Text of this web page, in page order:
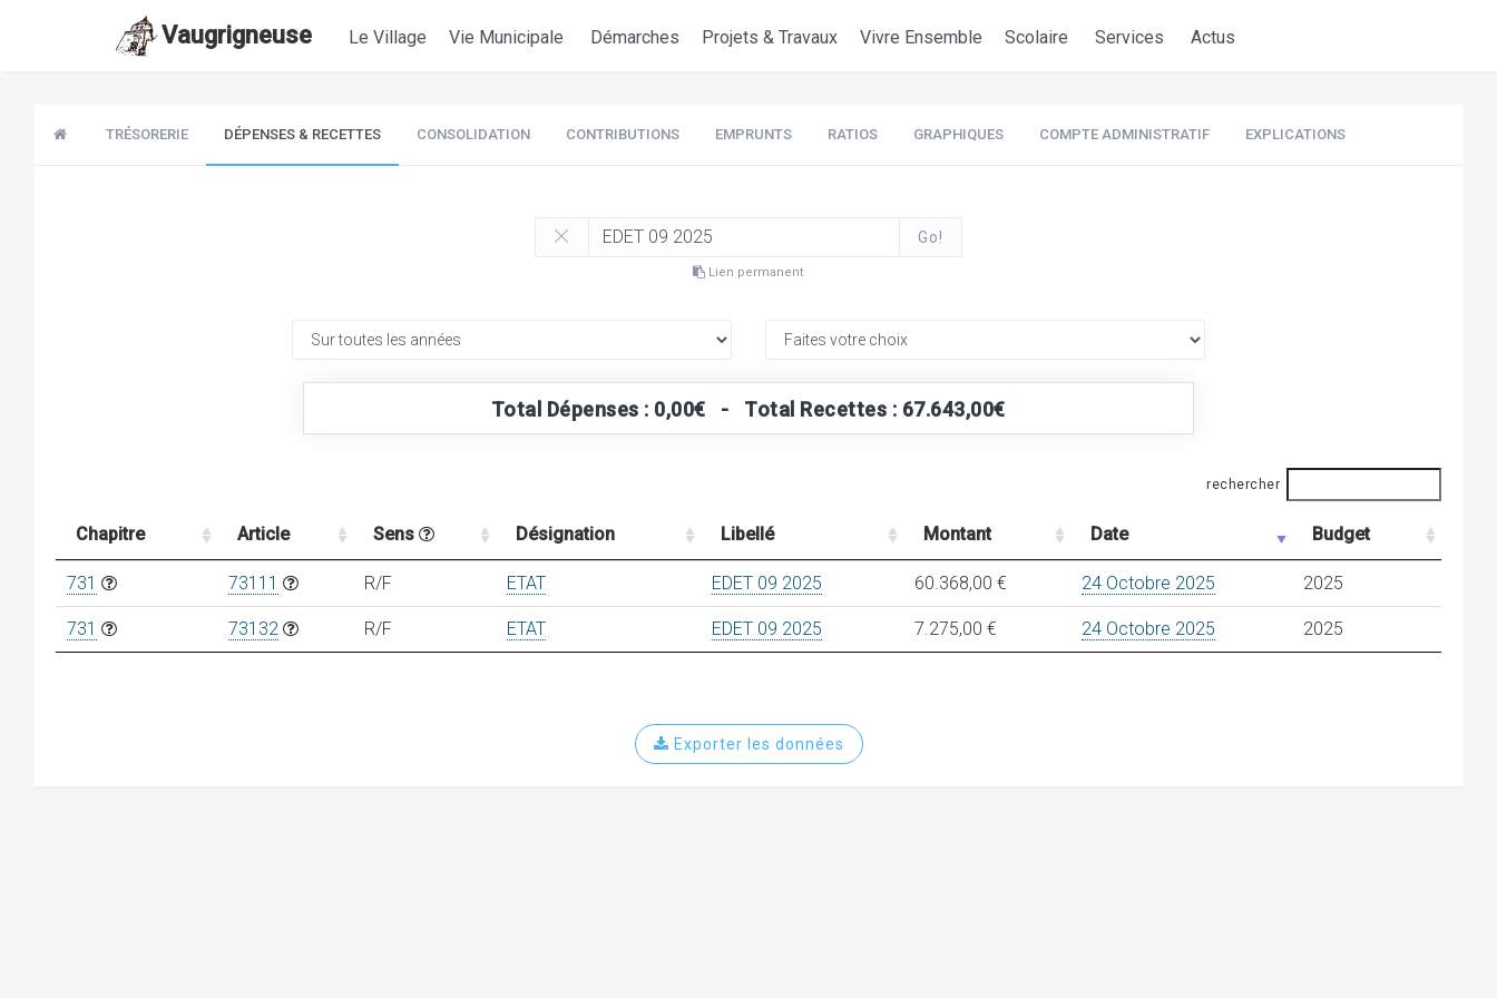
Vaugrigneuse Le Village Vie Municipale Démarches Projets & Travaux Vivre Ensemble Scolaire Services Actus
TRÉSORERIE DÉPENSES & RECETTES CONSOLIDATION CONTRIBUTIONS EMPRUNTS RATIOS GRAPHIQUES COMPTE ADMINISTRATIF EXPLICATIONS
Go!
Lien permanent
Total Dépenses : 0,00€ - Total Recettes : 67.643,00€
rechercher
Chapitre Article Sens Désignation Libellé Montant Date Budget
731 73111 R/F ETAT EDET 09 2025 60.368,00 € 24 Octobre 2025 2025
731 73132 R/F ETAT EDET 09 2025 7.275,00 € 24 Octobre 2025 2025
Exporter les données